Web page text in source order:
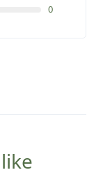
0